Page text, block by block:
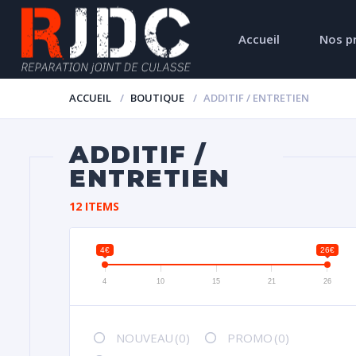
Accueil Nos
ACCUEIL BOUTIQUE ADDITIF / ENTRETIEN
ADDITIF /
ENTRETIEN
12 ITEMS
4€ 26€
4 10 15 21 26
NOUVEAU (0) PROMO (0)